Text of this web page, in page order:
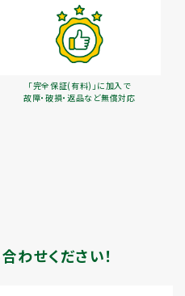
「完全保証(有料)」に加入で
故障・破損・返品など無償対応
わせください！